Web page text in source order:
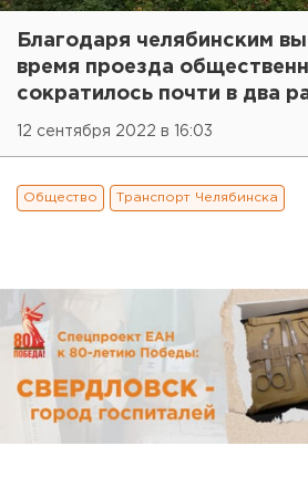
Благодаря челябинским
время проезда
сократилось почти в два
12 сентября 2022 в 16:03
Общество Транспорт Челябинска